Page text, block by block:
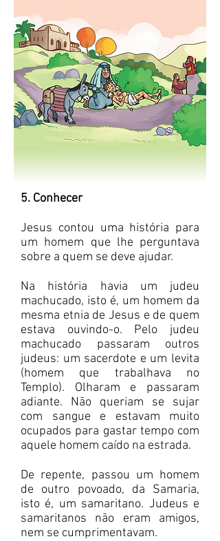
5. Conhecer
Jesus contou uma história para
um homem que lhe perguntava
sobre a quem se deve ajudar.
Na história havia um judeu
machucado, isto é, um homem da
mesma etnia de Jesus e de quem
estava ouvindo-o. Pelo judeu
machucado passaram outros
judeus: um sacerdote e um levita
(homem que trabalhava no
Templo). Olharam e passaram
adiante. Não queriam se sujar
com sangue e estavam muito
ocupados para gastar tempo com
aquele homem caído na estrada.
De repente, passou um homem
de outro povoado, da Samaria,
isto é, um samaritano. Judeus e
samaritanos não eram amigos,
nem se cumprimentavam.